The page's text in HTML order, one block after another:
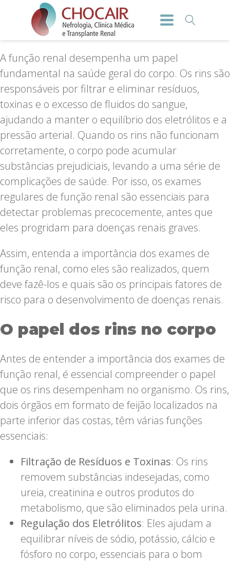
A função renal desempenha um papel
fundamental na saúde geral do corpo. Os rins são
responsáveis por filtrar e eliminar resíduos,
toxinas e o excesso de fluidos do sangue,
ajudando a manter o equilíbrio dos eletrólitos e a
pressão arterial. Quando os rins não funcionam
corretamente, o corpo pode acumular
substâncias prejudiciais, levando a uma série de
complicações de saúde. Por isso, os exames
regulares de função renal são essenciais para
detectar problemas precocemente, antes que
eles progridam para doenças renais graves.
Assim, entenda a importância dos exames de
função renal, como eles são realizados, quem
deve fazê-los e quais são os principais fatores de
risco para o desenvolvimento de doenças renais.
O papel dos rins no corpo
Antes de entender a importância dos exames de
função renal, é essencial compreender o papel
que os rins desempenham no organismo. Os rins,
dois órgãos em formato de feijão localizados na
parte inferior das costas, têm várias funções
essenciais:
Filtração de Resíduos e Toxinas: Os rins
removem substâncias indesejadas, como
ureia, creatinina e outros produtos do
metabolismo, que são eliminados pela urina.
Regulação dos Eletrólitos: Eles ajudam a
equilibrar níveis de sódio, potássio, cálcio e
fósforo no corpo, essenciais para o bom